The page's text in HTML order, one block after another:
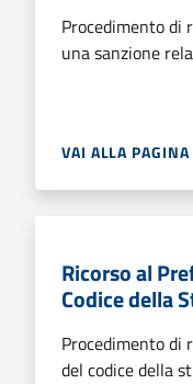
Procedimento di
una sanzione
VAI ALLA PAGINA
Ricorso al
Codice della
Procedimento di
del codice della